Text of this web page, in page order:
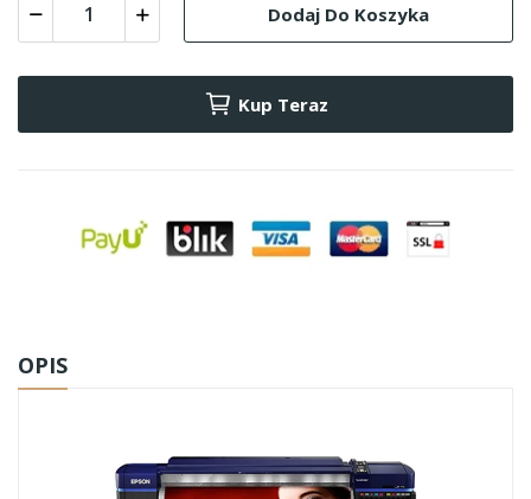
Dodaj Do Koszyka
Kup Teraz
OPIS